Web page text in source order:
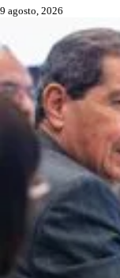
9 agosto, 2026